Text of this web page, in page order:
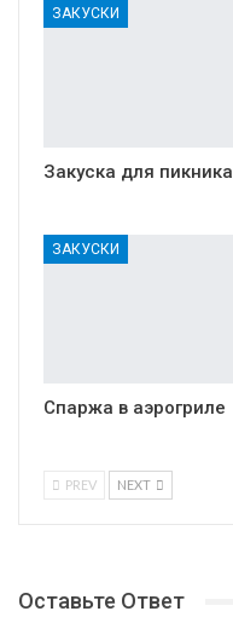
ЗАКУСКИ
Закуска для пикника
ЗАКУСКИ
Спаржа в аэрогриле
PREV NEXT
Оставьте Ответ